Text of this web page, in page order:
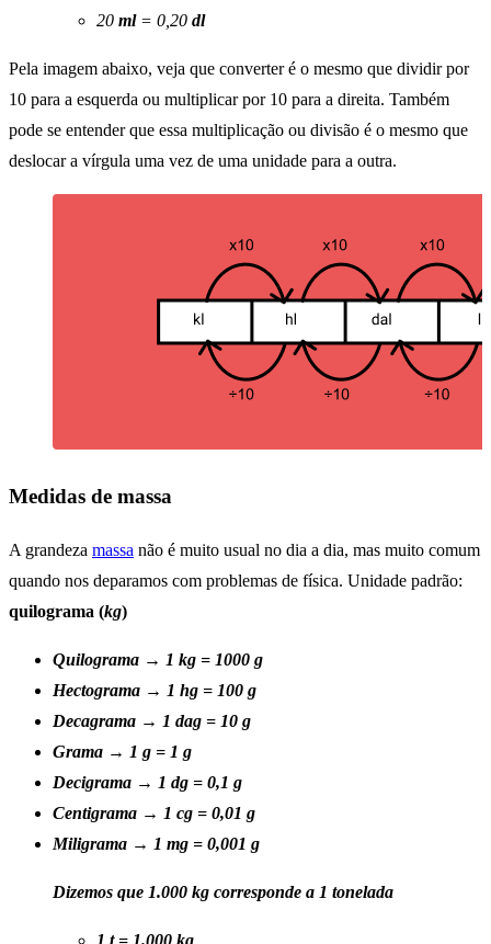
20 ml= 0,20 dl
Pela imagem abaixo, veja que converter é o mesmo que dividir por
10 para a esquerda ou multiplicar por 10 para a direita. Também
pode se entender que essa multiplicação ou divisão é o mesmo que
deslocar a vírgula uma vez de uma unidade para a outra.
Medidas de massa
A grandeza massa não é muito usual no dia a dia, mas muito comum
quando nos deparamos com problemas de física. Unidade padrão:
quilograma (kg)
Quilograma → 1 kg = 1000 g
Hectograma → 1 hg = 100 g
Decagrama → 1 dag = 10 g
Grama → 1 g = 1 g
Decigrama → 1 dg = 0,1 g
Centigrama → 1 cg = 0,01 g
Miligrama → 1 mg = 0,001 g
Dizemos que 1.000 kg corresponde a 1 tonelada
1 t = 1.000 kg